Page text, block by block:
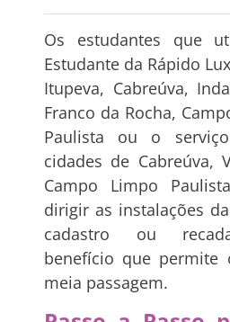
Os estudantes que
Estudante da Rápido
Itupeva, Cabreúva,
Franco da Rocha,
Paulista ou o
cidades de Cabreúva,
Campo Limpo
dirigir as instalações
cadastro ou
benefício que permite
meia passagem.